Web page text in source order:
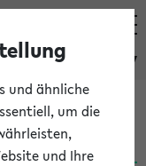
eKVV
und ähnliche
um die
und Ihre